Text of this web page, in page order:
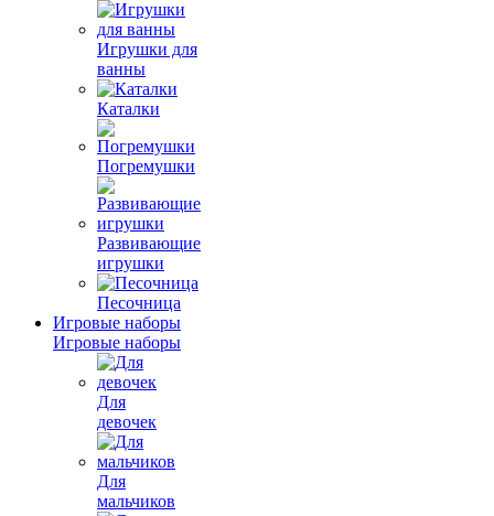
Игрушки для
ванны
Каталки
Погремушки
Развивающие
игрушки
Песочница
Игровые наборы
Игровые наборы
Для
девочек
Для
мальчиков